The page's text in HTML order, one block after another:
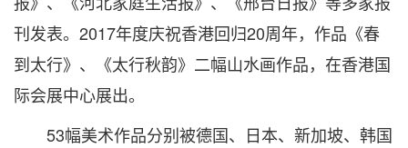
刊发表。2017年度庆祝香港回归20周年，作品《春
到太行》、《太行秋韵》二幅山水画作品，在香港国
际会展中心展出。
53幅美术作品分别被德国、日本、新加坡、韩国